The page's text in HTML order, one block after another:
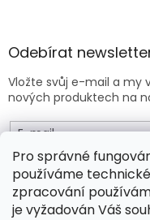
Pro správné
používáme
zpracování
je vyžadován Váš
Odebírat
Vložte svůj e-mail a my
nových produktech na
E-mail
Vložením e-mailu